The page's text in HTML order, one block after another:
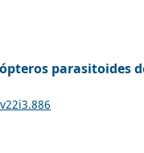
parasitoides